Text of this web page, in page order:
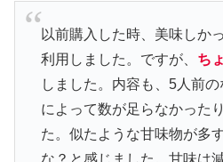
以前購入した時、美味しか
利用しました。ですが、 ち
しました。内容も、5人前
によって数が足らなかった
た。似たような甘味物が多
な？と感じました。甘味は